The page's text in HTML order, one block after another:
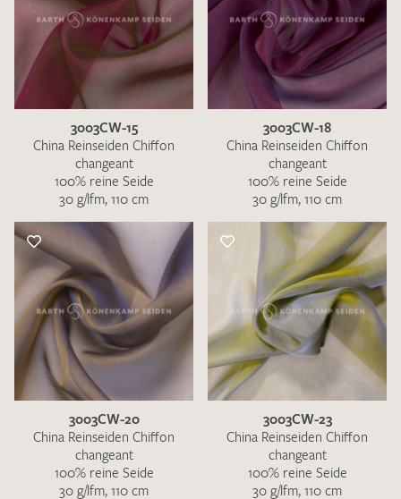
3003CW-15
China Reinseiden Chiffon
changeant
100% reine Seide
30 g/lfm, 110 cm
3003CW-18
China Reinseiden Chiffon
changeant
100% reine Seide
30 g/lfm, 110 cm
3003CW-20
China Reinseiden Chiffon
changeant
100% reine Seide
30 g/lfm, 110 cm
3003CW-23
China Reinseiden Chiffon
changeant
100% reine Seide
30 g/lfm, 110 cm